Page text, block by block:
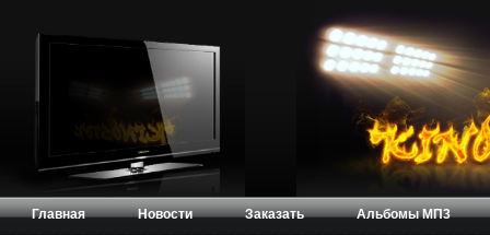
Главная Новости Заказать Альбомы МП3